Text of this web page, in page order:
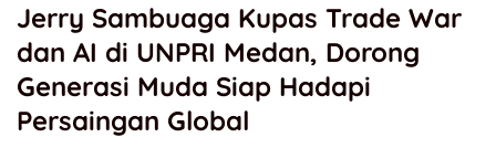
Jerry Sambuaga Kupas Trade War
dan AI di UNPRI Medan, Dorong
Generasi Muda Siap Hadapi
Persaingan Global